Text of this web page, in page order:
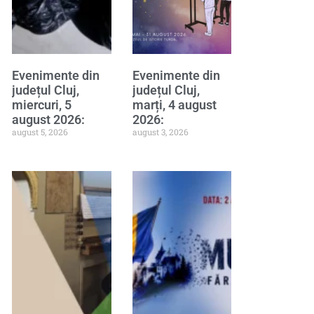
Evenimente din
județul Cluj,
miercuri, 5
august 2026:
august 5, 2026
Evenimente din
județul Cluj,
marți, 4 august
2026:
august 3, 2026